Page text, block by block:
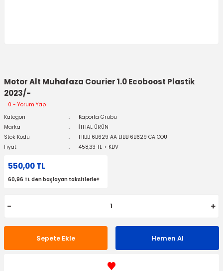
Motor Alt Muhafaza Courier 1.0 Ecoboost Plastik
2023/-
0 - Yorum Yap
Kategori
Kaporta Grubu
Marka
İTHAL ÜRÜN
Stok Kodu
H1BB 6B629 AA L1BB 6B629 CA COU
Fiyat
458,33 TL + KDV
550,00 TL
60,96 TL den başlayan taksitlerle!!
Sepete Ekle Hemen Al